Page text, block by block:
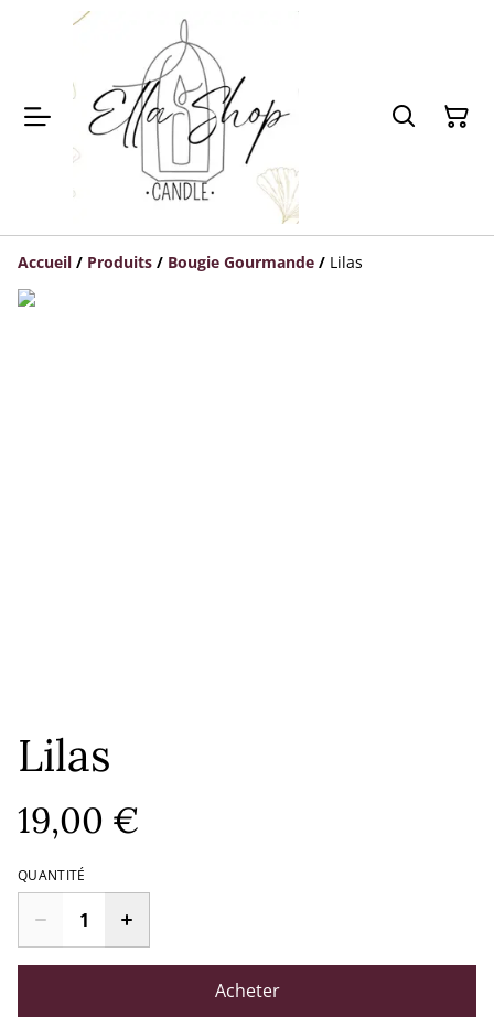
Accueil / Produits / Bougie Gourmande / Lilas
Lilas
19,00 €
QUANTITÉ
Acheter